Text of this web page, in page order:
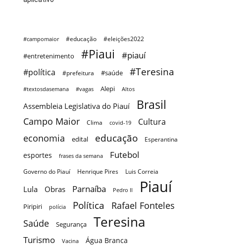
#campomaior #educação #eleições2022
#entretenimento #Piaui #piauí
#política #prefeitura #saúde #Teresina
#textosdasemana #vagas Alepi Altos
Assembleia Legislativa do Piauí Brasil
Campo Maior Clima covid-19 Cultura
economia edital educação Esperantina
esportes frases da semana Futebol
Governo do Piauí Henrique Pires Luis Correia
Lula Obras Parnaíba Pedro II Piauí
Piripiri polícia Política Rafael Fonteles
Saúde Segurança Teresina
Turismo Vacina Água Branca